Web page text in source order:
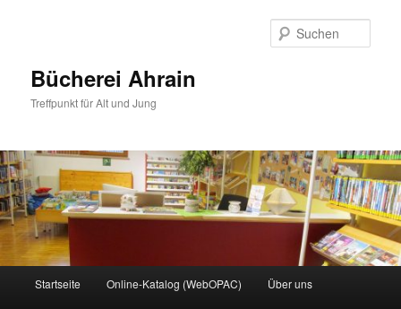
Bücherei Ahrain
Treffpunkt für Alt und Jung
Startseite Online-Katalog (WebOPAC) Über uns